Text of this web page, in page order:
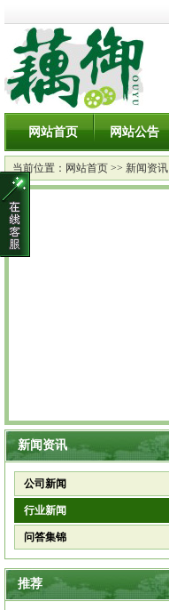
网站首页 网站公告
当前位置： 网站首页 >> 新闻资讯
新闻资讯
公司新闻
行业新闻
问答集锦
推荐